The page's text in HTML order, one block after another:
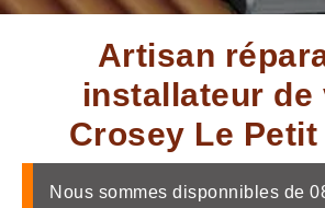
Artisan
installateur de
Crosey Le Petit
Nous sommes disponnibles de